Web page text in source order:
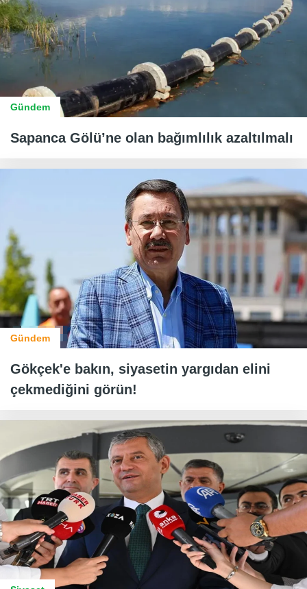
Gündem
Sapanca Gölü’ne olan bağımlılık azaltılmalı
Gündem
Gökçek'e bakın, siyasetin yargıdan elini
çekmediğini görün!